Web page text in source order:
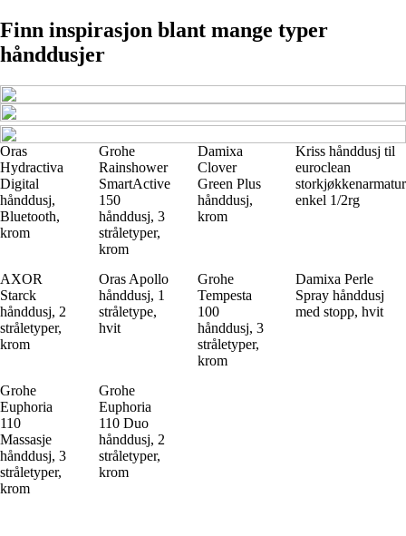
Finn inspirasjon blant mange typer
hånddusjer
Oras
Hydractiva
Digital
hånddusj,
Bluetooth,
krom
Grohe
Rainshower
SmartActive
150
hånddusj, 3
stråletyper,
krom
Damixa
Clover
Green Plus
hånddusj,
krom
Kriss hånddusj til
euroclean
storkjøkkenarmatur
enkel 1/2rg
AXOR
Starck
hånddusj, 2
stråletyper,
krom
Oras Apollo
hånddusj, 1
stråletype,
hvit
Grohe
Tempesta
100
hånddusj, 3
stråletyper,
krom
Damixa Perle
Spray hånddusj
med stopp, hvit
Grohe
Euphoria
110
Massasje
hånddusj, 3
stråletyper,
krom
Grohe
Euphoria
110 Duo
hånddusj, 2
stråletyper,
krom